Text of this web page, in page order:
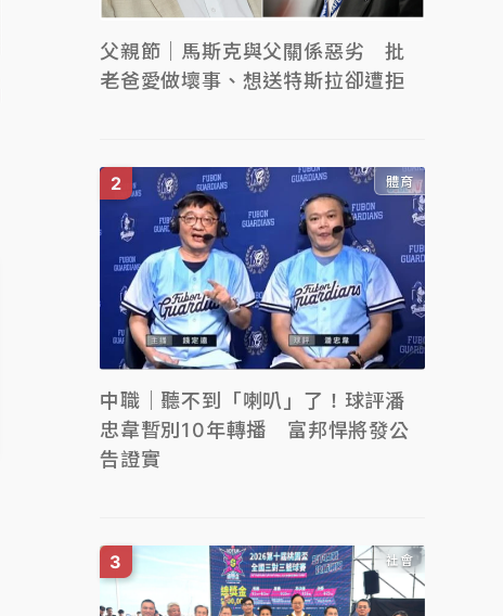
父親節｜馬斯克與父關係惡劣 批
老爸愛做壞事、想送特斯拉卻遭拒
體育
中職｜聽不到「喇叭」了！球評潘
忠韋暫別10年轉播 富邦悍將發公
告證實
社會